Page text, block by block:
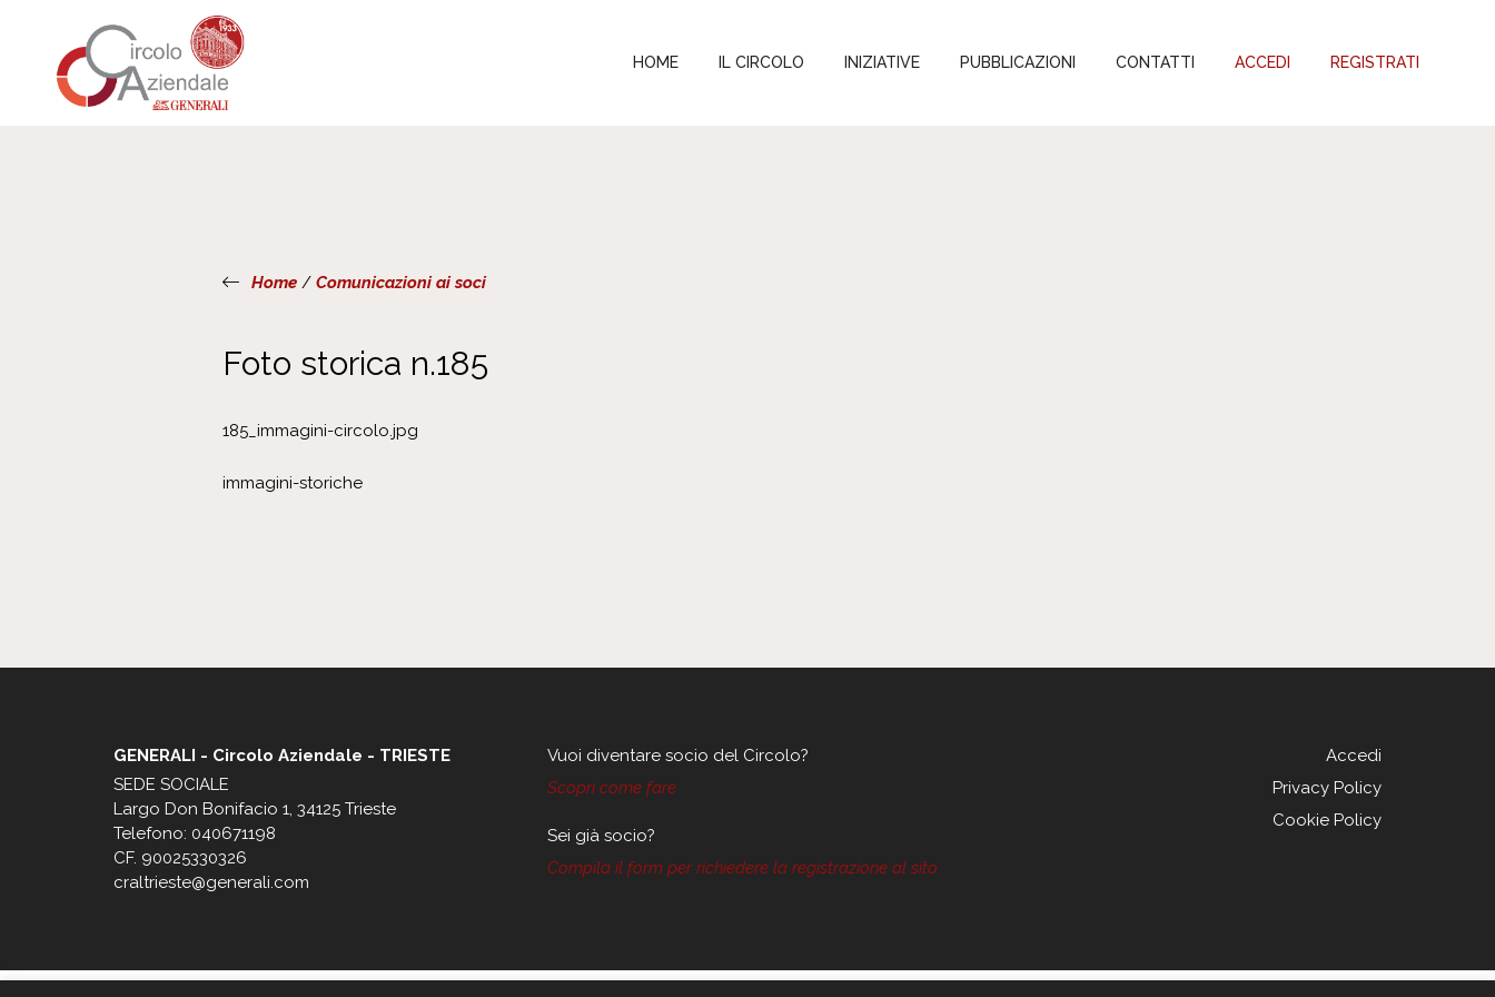
HOME IL CIRCOLO INIZIATIVE PUBBLICAZIONI CONTATTI ACCEDI REGISTRATI
Home/ Comunicazioni ai soci
Foto storica n.185
185_immagini-circolo.jpg
immagini-storiche
GENERALI - Circolo Aziendale - TRIESTE
SEDE SOCIALE
Largo Don Bonifacio 1, 34125 Trieste
Telefono: 040671198
CF. 90025330326
craltrieste@generali.com
Vuoi diventare socio del Circolo?
Scopri come fare
Sei già socio?
Compila il form per richiedere la registrazione al sito
Accedi
Privacy Policy
Cookie Policy